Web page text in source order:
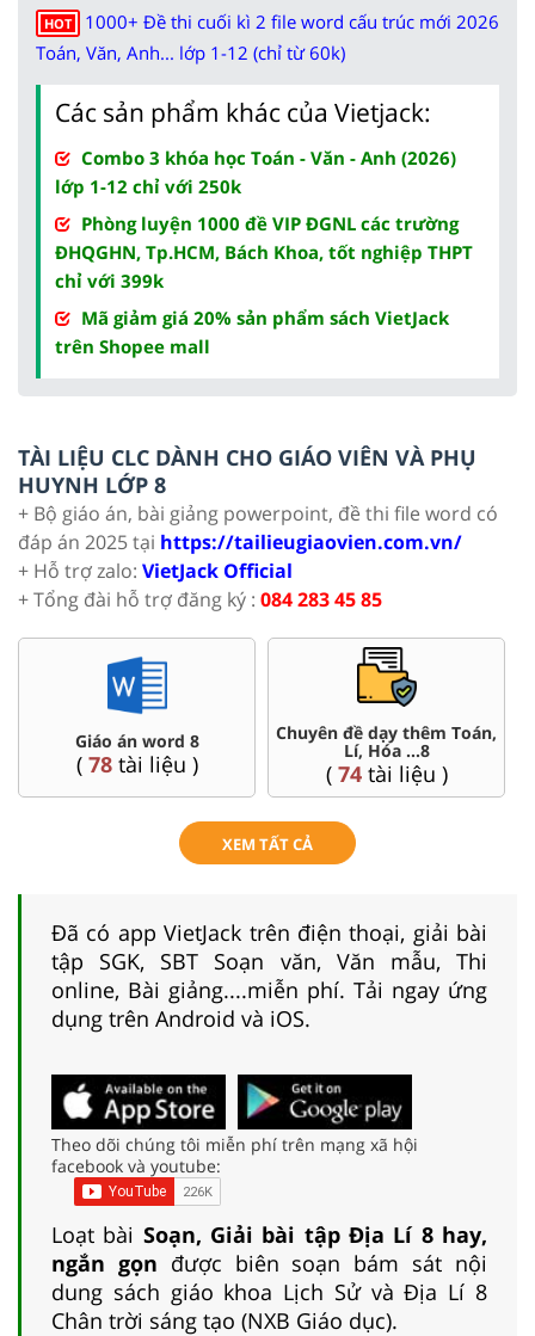
HOT
1000+ Đề thi cuối kì 2 file word cấu trúc mới 2026
Toán, Văn, Anh... lớp 1-12 (chỉ từ 60k)
Các sản phẩm khác của Vietjack:
Combo 3 khóa học Toán - Văn - Anh (2026)
lớp 1-12 chỉ với 250k
Phòng luyện 1000 đề VIP ĐGNL các trường
ĐHQGHN, Tp.HCM, Bách Khoa, tốt nghiệp THPT
chỉ với 399k
Mã giảm giá 20% sản phẩm sách VietJack
trên Shopee mall
TÀI LIỆU CLC DÀNH CHO GIÁO VIÊN VÀ PHỤ
HUYNH LỚP 8
+ Bộ giáo án, bài giảng powerpoint, đề thi file word có
đáp án 2025 tại https://tailieugiaovien.com.vn/
+ Hỗ trợ zalo: VietJack Official
+ Tổng đài hỗ trợ đăng ký : 084 283 45 85
Giáo án word 8
( 78tài liệu )
Chuyên đề dạy thêm Toán,
Lí, Hóa ...8
( 74tài liệu )
XEM TẤT CẢ
Đã có app VietJack trên điện thoại, giải bài
tập SGK, SBT Soạn văn, Văn mẫu, Thi
online, Bài giảng....miễn phí. Tải ngay ứng
dụng trên Android và iOS.
Theo dõi chúng tôi miễn phí trên mạng xã hội
facebook và youtube:
Loạt bài Soạn, Giải bài tập Địa Lí 8 hay,
ngắn gọn được biên soạn bám sát nội
dung sách giáo khoa Lịch Sử và Địa Lí 8
Chân trời sáng tạo (NXB Giáo dục).